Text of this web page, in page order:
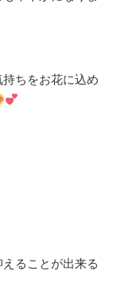
ちをお花に込め
ることが出来る